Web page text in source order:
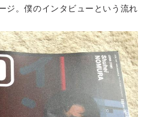
ジ。僕のインタビューという流れ